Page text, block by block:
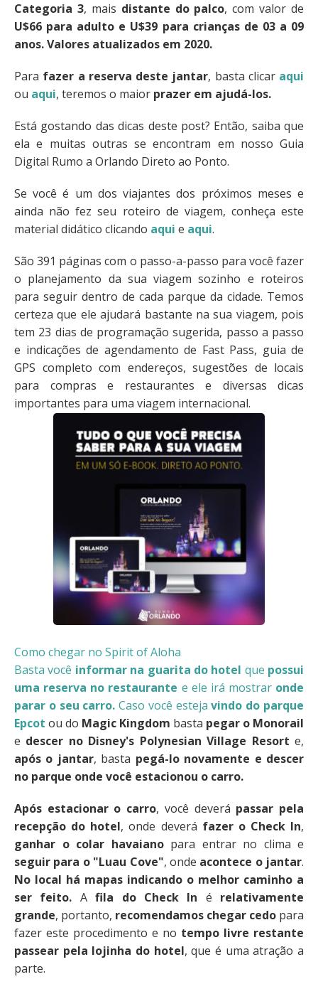
Categoria 3, mais distante do palco, com valor de
U$66 para adulto e U$39 para crianças de 03 a 09
anos.Valores atualizados em 2020.
Para fazer a reserva deste jantar, basta clicar aqui
ou aqui, teremos o maior prazer em ajudá-los.
Está gostando das dicas deste post? Então, saiba que
ela e muitas outras se encontram em nosso Guia
Digital Rumo a Orlando Direto ao Ponto.
Se você é um dos viajantes dos próximos meses e
ainda não fez seu roteiro de viagem, conheça este
material didático clicando aqui e aqui.
São 391 páginas com o passo-a-passo para você fazer
o planejamento da sua viagem sozinho e roteiros
para seguir dentro de cada parque da cidade. Temos
certeza que ele ajudará bastante na sua viagem, pois
tem 23 dias de programação sugerida, passo a passo
e indicações de agendamento de Fast Pass, guia de
GPS completo com endereços, sugestões de locais
para compras e restaurantes e diversas dicas
importantes para uma viagem internacional.
Como chegar no Spirit of Aloha
Basta você informar na guarita do hotel que possui
uma reserva no restaurante e ele irá mostrar onde
parar o seu carro. Caso você estejavindo do parque
Epcot ou do Magic Kingdom basta pegar o Monorail
e descer no Disney's Polynesian Village Resort e,
após o jantar, basta pegá-lo novamente e descer
no parque onde você estacionou o carro.
Após estacionar o carro, você deverá passar pela
recepção do hotel, onde deverá fazer o Check In,
ganhar o colar havaianopara entrar no clima e
seguir para o "Luau Cove", onde acontece o jantar.
No local há mapas indicando o melhor caminho a
ser feito. Afila do Check In é relativamente
grande, portanto, recomendamos chegar cedo para
fazer este procedimento e no tempo livre restante
passear pela lojinha do hotel, que é uma atração a
parte.